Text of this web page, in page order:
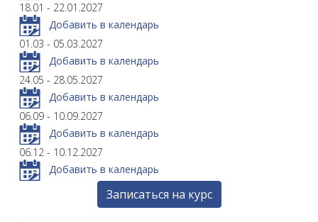
18.01 - 22.01.2027
Добавить в календарь
01.03 - 05.03.2027
Добавить в календарь
24.05 - 28.05.2027
Добавить в календарь
06.09 - 10.09.2027
Добавить в календарь
06.12 - 10.12.2027
Добавить в календарь
Записаться на курс